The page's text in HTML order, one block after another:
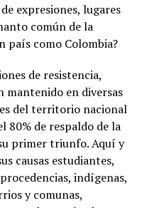
expresiones, lugares
común de la
país como Colombia?
de resistencia,
mantenido en diversas
del territorio nacional
80% de respaldo de la
primer triunfo. Aquí y
causas estudiantes,
indígenas,
y comunas,